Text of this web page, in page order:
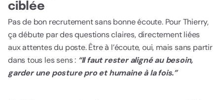
ciblée
Pas de bon recrutement sans bonne écoute. Pour Thierry,
ça débute par des questions claires, directement liées
aux attentes du poste. Être à l’écoute, oui, mais sans partir
dans tous les sens : “Il faut rester aligné au besoin,
garder une posture pro et humaine à la fois.”